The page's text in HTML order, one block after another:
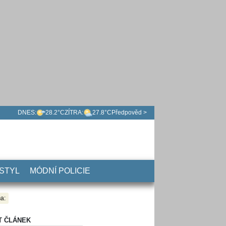
DNES: 28.2°CZÍTRA: 27.8°C Předpověd >
MÓDNÍ POLICIE
ČLÁNEK